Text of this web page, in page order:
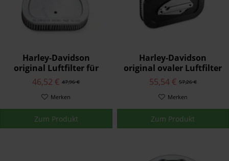
Harley-Davidson
original Luftfilter für
Sportster Modelle 29325-
95A
47,96 €
46,52 €
Merken
Zum Produkt
Harley-Davidson
original ovaler Luftfilter
für Sportster 29331-04
57,26 €
55,54 €
Merken
Zum Produkt